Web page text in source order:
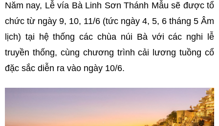
Năm nay, Lễ vía Bà Linh Sơn Thánh Mẫu sẽ được tổ
chức từ ngày 9, 10, 11/6 (tức ngày 4, 5, 6 tháng 5 Âm
lịch) tại hệ thống các chùa núi Bà với các nghi lễ
truyền thống, cùng chương trình cải lương tuồng cổ
đặc sắc diễn ra vào ngày 10/6.